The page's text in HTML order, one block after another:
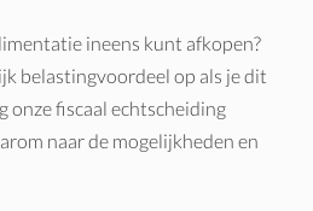
ineens kunt afkopen?
belastingvoordeel op als je dit
onze fiscaal echtscheiding
naar de mogelijkheden en